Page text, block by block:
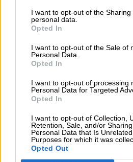
I want to opt-out of the Sharing
personal data.
Opted In
I want to opt-out of the Sale of
Personal Data.
Opted In
I want to opt-out of processing
Personal Data for Targeted
Opted In
I want to opt-out of Collection,
Retention, Sale, and/or
Personal Data that Is
Purposes for which it was
Opted Out
lost horizon blackwell
€ 21,19
MEHRWEG
Uitverkocht